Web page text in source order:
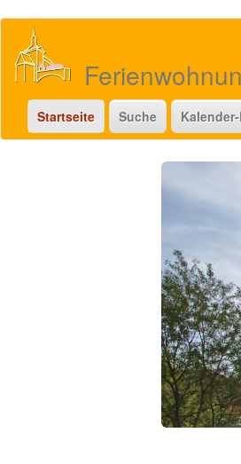
Direkt
Inhalt
Startseite Suche